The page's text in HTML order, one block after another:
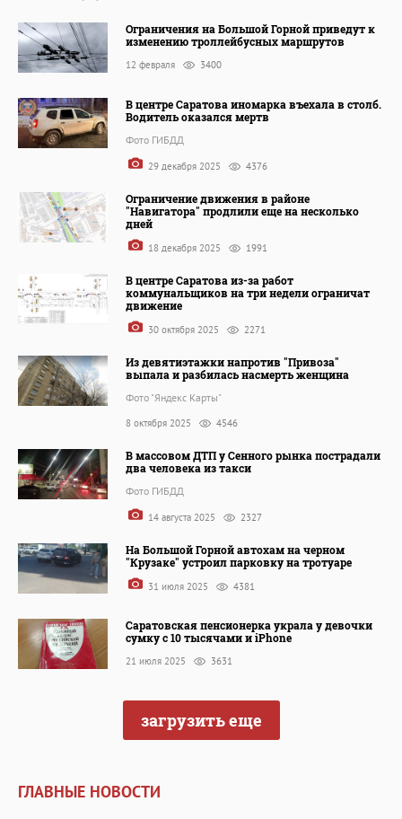
Ограничения на Большой Горной приведут к
изменению троллейбусных маршрутов
12 февраля 3400
В центре Саратова иномарка въехала в столб.
Водитель оказался мертв
Фото ГИБДД
29 декабря 2025 4376
Ограничение движения в районе
"Навигатора" продлили еще на несколько
дней
18 декабря 2025 1991
В центре Саратова из-за работ
коммунальщиков на три недели ограничат
движение
30 октября 2025 2271
Из девятиэтажки напротив "Привоза"
выпала и разбилась насмерть женщина
Фото "Яндекс Карты"
8 октября 2025 4546
В массовом ДТП у Сенного рынка пострадали
два человека из такси
Фото ГИБДД
14 августа 2025 2327
На Большой Горной автохам на черном
"Крузаке" устроил парковку на тротуаре
31 июля 2025 4381
Саратовская пенсионерка украла у девочки
сумку с 10 тысячами и iPhone
21 июля 2025 3631
загрузить еще
ГЛАВНЫЕ НОВОСТИ